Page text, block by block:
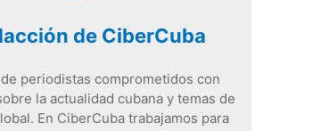
de CiberCuba
periodistas comprometidos con
la actualidad cubana y temas de
En CiberCuba trabajamos para